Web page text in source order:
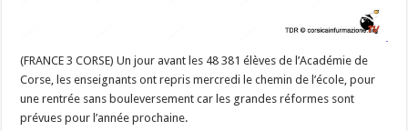
(FRANCE 3 CORSE) Un jour avant les 48 381 élèves de l’Académie de
Corse, les enseignants ont repris mercredi le chemin de l’école, pour
une rentrée sans bouleversement car les grandes réformes sont
prévues pour l’année prochaine.